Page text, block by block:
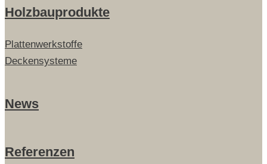
Holzbauprodukte
Plattenwerkstoffe
Deckensysteme
News
Referenzen